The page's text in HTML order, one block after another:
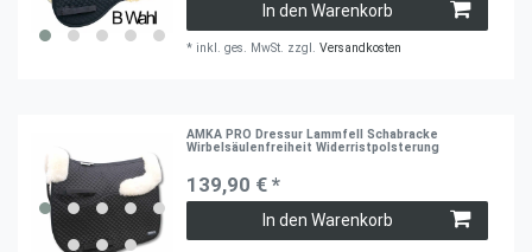
In den Warenkorb
* inkl. ges. MwSt. zzgl.Versandkosten
AMKA PRO Dressur Lammfell Schabracke
Wirbelsäulenfreiheit Widerristpolsterung
139,90 € *
In den Warenkorb